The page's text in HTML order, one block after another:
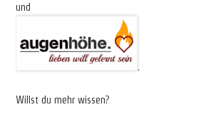
und
.
Willst du mehr wissen?